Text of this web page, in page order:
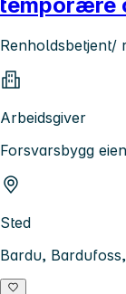
Arbeidsgiver
Forsvarsbygg
Sted
Bardu,